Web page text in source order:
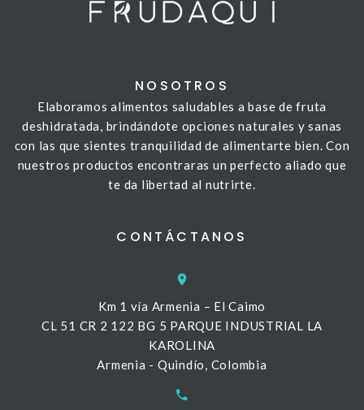
NOSOTROS
Elaboramos alimentos saludables a base de fruta
deshidratada, brindándote opciones naturales y sanas
con las que sientes tranquilidad de alimentarte bien. Con
nuestros productos encontraras un perfecto aliado que
te da libertad al nutrirte.
CONTÁCTANOS
Km 1 vía Armenia – El Caimo
CL 51 CR 2 122 BG 5 PARQUE INDUSTRIAL LA
KAROLINA
Armenia - Quindío, Colombia